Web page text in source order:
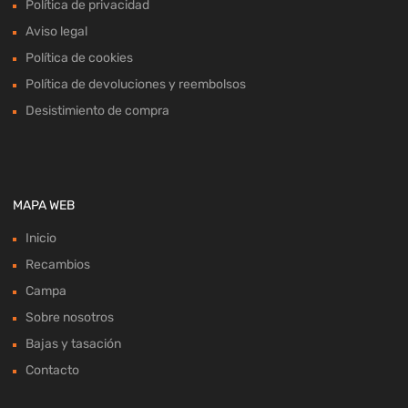
Política de privacidad
Aviso legal
Política de cookies
Política de devoluciones y reembolsos
Desistimiento de compra
MAPA WEB
Inicio
Recambios
Campa
Sobre nosotros
Bajas y tasación
Contacto